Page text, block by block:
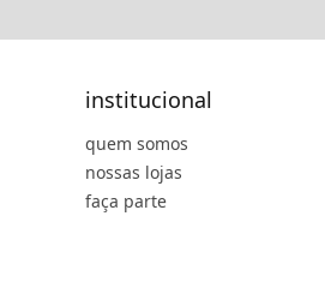
institucional
quem somos
nossas lojas
faça parte